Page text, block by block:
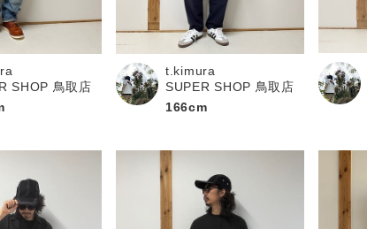
SHOP 鳥取店
t.kimura
SUPER SHOP 鳥取店
166cm